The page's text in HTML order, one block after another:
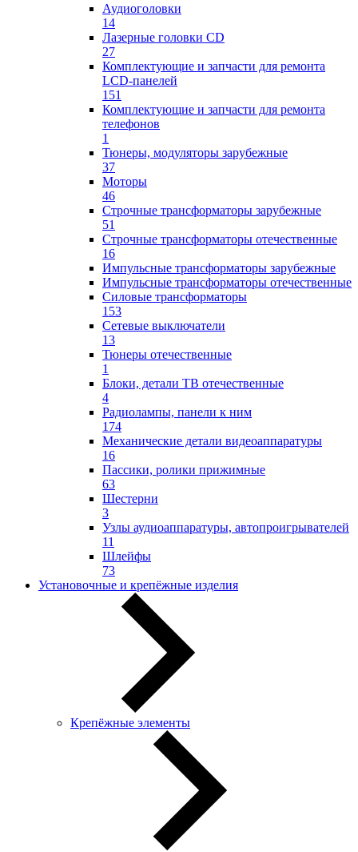
Аудиоголовки
14
Лазерные головки CD
27
Комплектующие и запчасти для ремонта
LCD-панелей
151
Комплектующие и запчасти для ремонта
телефонов
1
Тюнеры, модуляторы зарубежные
37
Моторы
46
Строчные трансформаторы зарубежные
51
Строчные трансформаторы отечественные
16
Импульсные трансформаторы зарубежные
Импульсные трансформаторы отечественные
Силовые трансформаторы
153
Сетевые выключатели
13
Тюнеры отечественные
1
Блоки, детали ТВ отечественные
4
Радиолампы, панели к ним
174
Механические детали видеоаппаратуры
16
Пассики, ролики прижимные
63
Шестерни
3
Узлы аудиоаппаратуры, автопроигрывателей
11
Шлейфы
73
Установочные и крепёжные изделия
Крепёжные элементы